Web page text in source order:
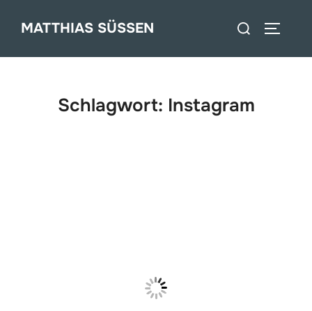
InhaltMATTHIAS SÜSSEN
Suchen
Schlagwort: Instagram